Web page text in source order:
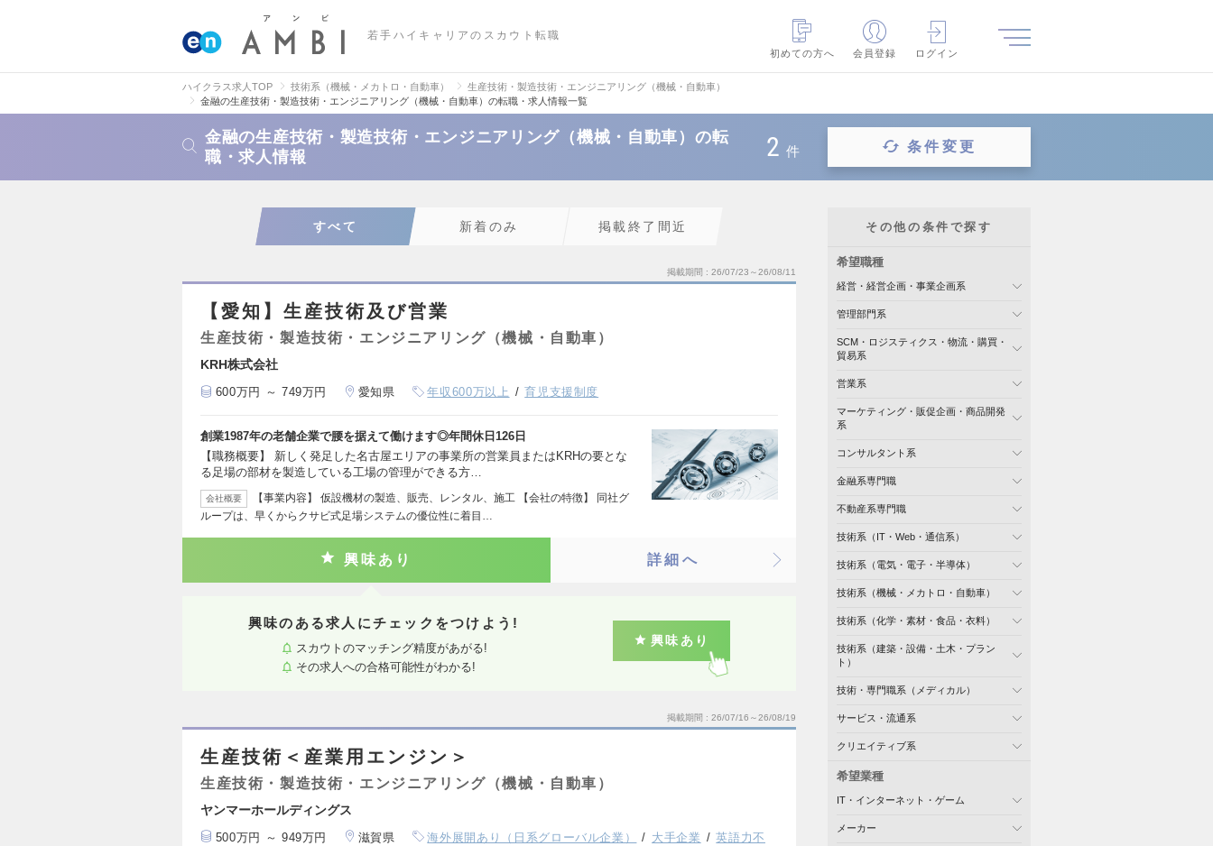
若手ハイキャリアのスカウト転職
初めての方へ
会員登録 ログイン
ハイクラス求人TOP 技術系（機械・メカトロ・自動車）
生産技術・製造技術・エンジニアリング（機械・自動車）
金融の生産技術・製造技術・エンジニアリング（機械・自動車）の転職・求人情報一覧
金融の生産技術・製造技術・エンジニアリング（機械・自動車）の転
職・求人情報
2 件 条件変更
すべて 新着のみ 掲載終了間近
掲載期間 26/07/23～26/08/11
【愛知】生産技術及び営業
生産技術・製造技術・エンジニアリング（機械・自動車）
KRH株式会社
600万円 ～ 749万円 愛知県 年収600万以上 育児支援制度
創業1987年の老舗企業で腰を据えて働けます◎年間休日126日
【職務概要】 新しく発足した名古屋エリアの事業所の営業員またはKRHの要とな
る足場の部材を製造している工場の管理ができる方…
会社概要
【事業内容】 仮設機材の製造、販売、レンタル、施工 【会社の特徴】 同社グ
ループは、早くからクサビ式足場システムの優位性に着目…
興味あり 詳細へ
興味のある求人にチェックをつけよう!
スカウトのマッチング精度があがる!
その求人への合格可能性がわかる!
興味あり
掲載期間 26/07/16～26/08/19
生産技術＜産業用エンジン＞
生産技術・製造技術・エンジニアリング（機械・自動車）
ヤンマーホールディングス
500万円 ～ 949万円 滋賀県 海外展開あり（日系グローバル企業） 大手企業
英語力不
その他の条件で探す
希望職種
経営・経営企画・事業企画系
管理部門系
SCM・ロジスティクス・物流・購買・
貿易系
営業系
マーケティング・販促企画・商品開発
系
コンサルタント系
金融系専門職
不動産系専門職
技術系（IT・Web・通信系）
技術系（電気・電子・半導体）
技術系（機械・メカトロ・自動車）
技術系（化学・素材・食品・衣料）
技術系（建築・設備・土木・プラン
ト）
技術・専門職系（メディカル）
サービス・流通系
クリエイティブ系
希望業種
IT・インターネット・ゲーム
メーカー